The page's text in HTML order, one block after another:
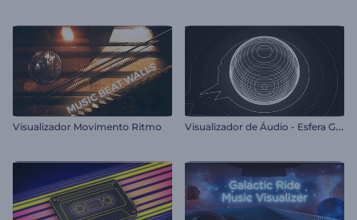
Visualizador Movimento Ritmo V
isualizador de Áudio - Esfera Giratória